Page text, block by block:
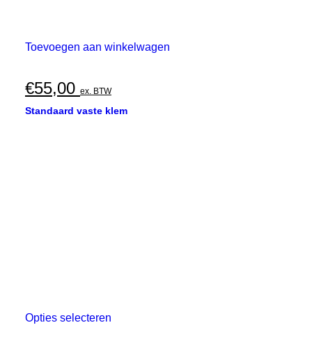
Toevoegen aan winkelwagen
€55,00 ex. BTW
Standaard vaste klem
Opties selecteren